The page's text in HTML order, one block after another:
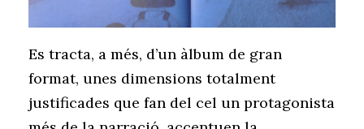
Es tracta, a més, d’un àlbum de gran
format, unes dimensions totalment
justificades que fan del cel un protagonista